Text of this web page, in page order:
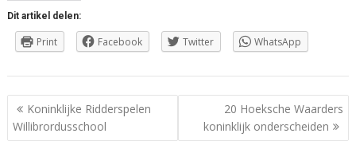
Dit artikel delen:
Print Facebook Twitter WhatsApp
Berichtnavigatie
Koninklijke Ridderspelen
Willibrordusschool
20 Hoeksche Waarders
koninklijk onderscheiden